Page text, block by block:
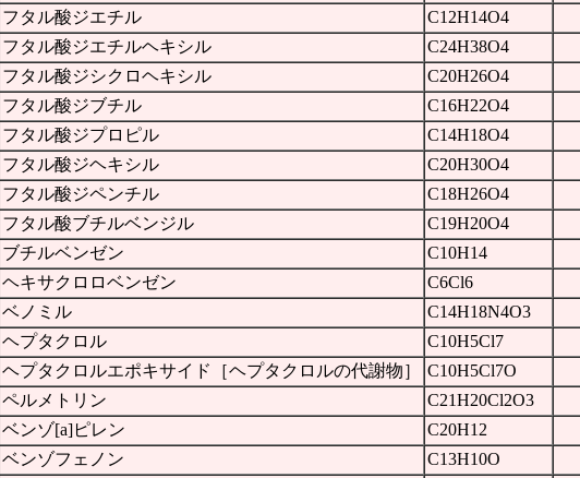
フタル酸ジエチル C12H14O4
フタル酸ジエチルヘキシル C24H38O4
フタル酸ジシクロヘキシル C20H26O4
フタル酸ジブチル C16H22O4
フタル酸ジプロピル C14H18O4
フタル酸ジヘキシル C20H30O4
フタル酸ジペンチル C18H26O4
フタル酸ブチルベンジル C19H20O4
ブチルベンゼン C10H14
ヘキサクロロベンゼン C6Cl6
ベノミル C14H18N4O3
ヘプタクロル C10H5Cl7
ヘプタクロルエポキサイド［ヘプタクロルの代謝物］ C10H5Cl7O
ペルメトリン C21H20Cl2O3
ベンゾ[a]ピレン C20H12
ベンゾフェノン C13H10O